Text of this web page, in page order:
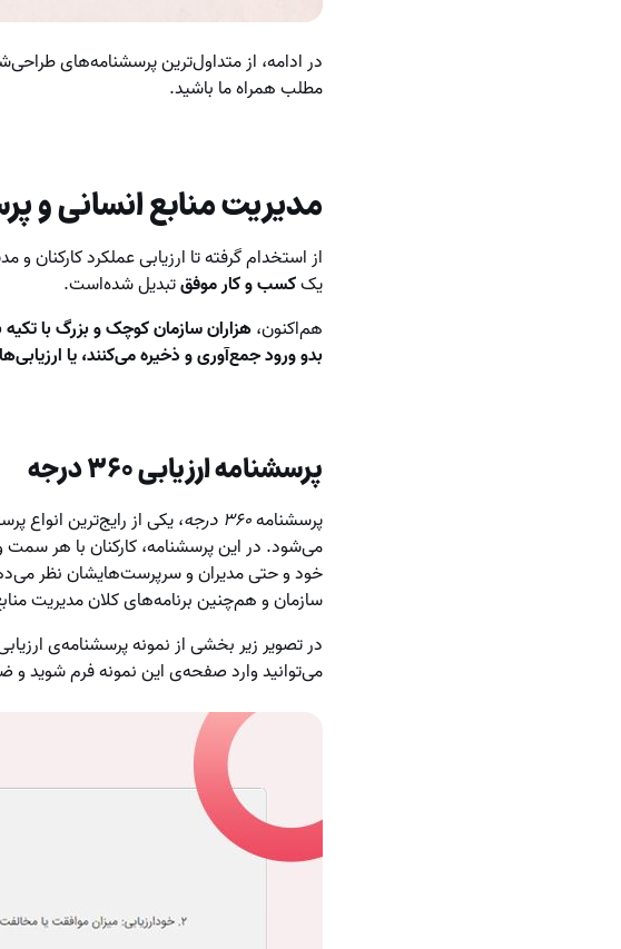
در ادامه، از متداول‌ترین پرسشنامه‌های
مطلب همراه ما باشید.
مدیریت منابع انسانی و
از استخدام گرفته تا ارزیابی عملکرد
یککسب و کار موفقتبدیل شده‌است.
هم‌اکنون،هزاران سازمان کوچک و بزرگ با تکیه
بدو ورود جمع‌آوری و ذخیره می‌کنند، یا
پرسشنامه ارزیابی ۳۶۰ درجه
پرسشنامه۳۶۰ درجه ، یکی از رایج‌ترین انواع
می‌شود. در این پرسشنامه، کارکنان با هر سمت
خود و حتی مدیران و سرپرست‌هایشان نظر
سازمان و هم‌چنین برنامه‌های کلان مدیریت
می‌توانید وارد صفحه‌ی این نمونه فرم شوید و